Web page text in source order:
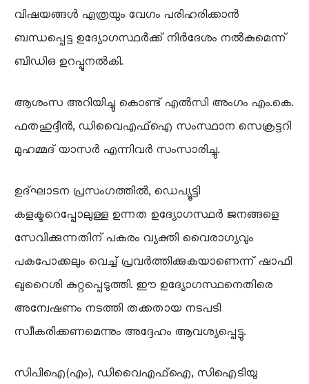
വിഷയങ്ങൾ എത്രയും വേഗം പരിഹരിക്കാൻ
ബന്ധപ്പെട്ട ഉദ്യോഗസ്ഥർക്ക് നിർദേശം നൽകുമെന്ന്
ബിഡിഒ ഉറപ്പുനൽകി.
ആശംസ അറിയിച്ചു കൊണ്ട് എൽസി അംഗം എം.കെ.
ഫതഹുദ്ദീൻ, ഡിവൈഎഫ്ഐ സംസ്ഥാന സെക്രട്ടറി
മുഹമ്മദ് യാസർ എന്നിവർ സംസാരിച്ചു.
ഉദ്ഘാടന പ്രസംഗത്തിൽ, ഡെപ്യൂട്ടി
കളക്ടറെപ്പോലുള്ള ഉന്നത ഉദ്യോഗസ്ഥർ ജനങ്ങളെ
സേവിക്കുന്നതിന് പകരം വ്യക്തി വൈരാഗ്യവും
പകപോക്കലും വെച്ച് പ്രവർത്തിക്കുകയാണെന്ന് ഷാഫി
ഖുറൈശി കുറ്റപ്പെടുത്തി. ഈ ഉദ്യോഗസ്ഥനെതിരെ
അന്വേഷണം നടത്തി തക്കതായ നടപടി
സ്വീകരിക്കണമെന്നും അദ്ദേഹം ആവശ്യപ്പെട്ടു.
സിപിഐ(എം), ഡിവൈഎഫ്ഐ, സിഐടിയു